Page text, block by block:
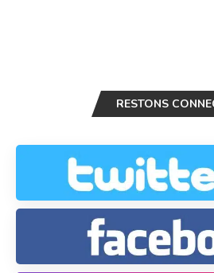
RESTONS